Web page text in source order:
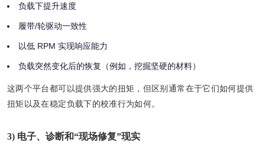
负载下提升速度
履带/轮驱动一致性
以低 RPM 实现响应能力
负载突然变化后的恢复（例如，挖掘坚硬的材料）
这两个平台都可以提供强大的扭矩，但区别通常在于它们如何提供
扭矩以及在稳定负载下的校准行为如何。
3) 电子、诊断和“现场修复”现实